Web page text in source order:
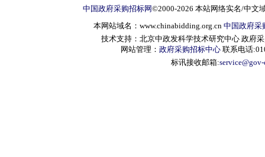
中国政府采购招标网©2000-2026 本站网络实名/中文
本网站域名：www.chinabidding.org.cn 中国政府采
技术支持：北京中政发科学技术研究中心 政府
网站管理： 政府采购招标中心 联系电话
标讯接收邮箱: